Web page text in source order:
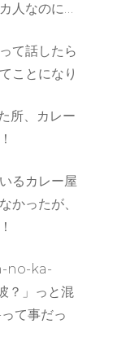
人なのに…
て話したら
ことになり
所、カレー
るカレー屋
かったが、
no-ka-
？」っと混
て事だっ